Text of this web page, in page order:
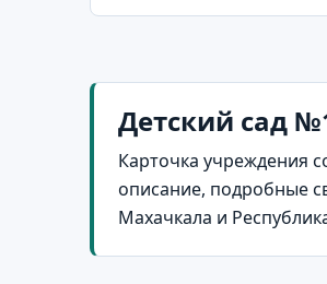
Детский сад
Карточка учреждения
описание, подробные
Махачкала и